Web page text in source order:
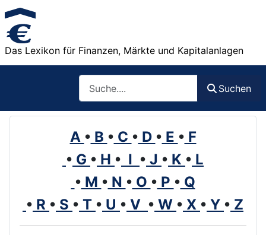
Das Lexikon für Finanzen, Märkte und Kapitalanlagen
Suchen
A • B • C • D • E • F
• G • H • I • J • K • L
• M • N • O • P • Q
• R • S • T • U • V • W • X • Y • Z